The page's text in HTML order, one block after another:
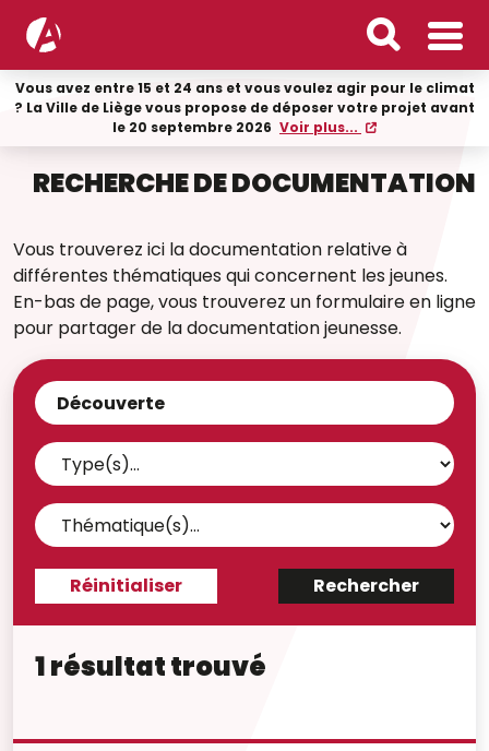
Vous avez entre 15 et 24 ans et vous voulez agir pour le climat
? La Ville de Liège vous propose de déposer votre projet avant
le 20 septembre 2026 Voir plus...
RECHERCHE DE DOCUMENTATION
Vous trouverez ici la documentation relative à
différentes thématiques qui concernent les jeunes.
En-bas de page, vous trouverez un formulaire en ligne
pour partager de la documentation jeunesse.
1 résultat trouvé